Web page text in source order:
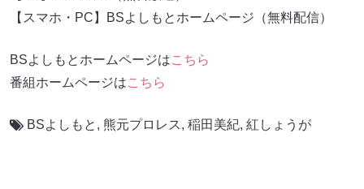
【スマホ・PC】BSよしもとホームページ（無料配信）
BSよしもとホームページはこちら
番組ホームページはこちら
BSよしもと , 熊元プロレス, 稲田美紀, 紅しょうが